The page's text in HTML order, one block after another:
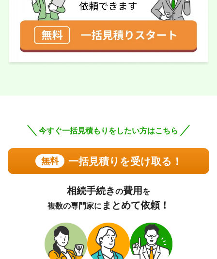
依頼に至った経緯
メールのやり取りから実際に面会するまで とても親切丁
寧に応対していただきました。
実際に依頼した感想
とても優しく、話しやすい先生で、分からないことだらけ
60代 男性(兵庫県) 4.75
ご利用事務所名 司法書士法人中央事務所
5 5 5
4
相続登記依頼金額 12万円
依頼に至った経緯
ホームページや評価コメントにより安心して依頼出来る事
今すぐ一括見積もりをしたい方はこちら
無料 一括見積りを受け取る！
相続手続きの費用 を
複数の専門家に まとめて依頼！